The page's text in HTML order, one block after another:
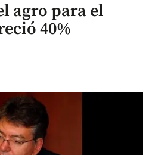
agro para el
40%